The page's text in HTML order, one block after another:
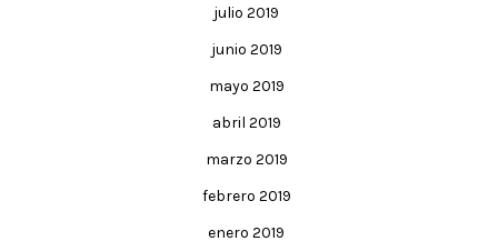
julio 2019
junio 2019
mayo 2019
abril 2019
marzo 2019
febrero 2019
enero 2019